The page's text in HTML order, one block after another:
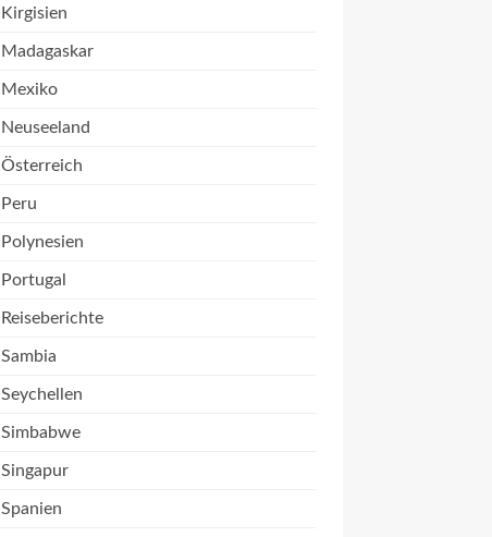
Kirgisien
Madagaskar
Mexiko
Neuseeland
Österreich
Peru
Polynesien
Portugal
Reiseberichte
Sambia
Seychellen
Simbabwe
Singapur
Spanien